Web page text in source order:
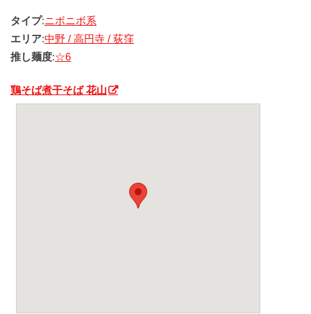
タイプ:ニボニボ系
エリア:中野 / 高円寺 / 荻窪
推し麺度:☆6
鶏そば煮干そば 花山